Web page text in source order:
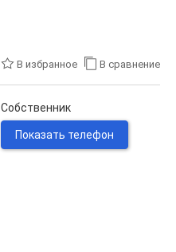
В избранное В сравнение
Собственник
Показать телефон